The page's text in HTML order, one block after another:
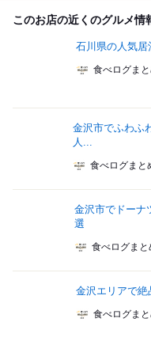
このお店の近くのグルメ情
石川県の人気居
食べログま
金沢市でふわふ
人...
食べログまと
金沢市でドーナ
選
食べログま
金沢エリアで絶
食べログま